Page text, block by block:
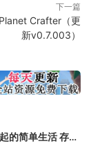
can
structural
guns,
have quality
hundreds
items
下一篇
Crafter（更
新v0.7.003）
的简单生活 存在